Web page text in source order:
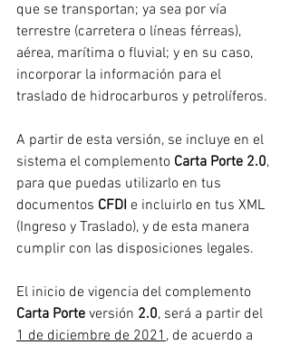
que se transportan; ya sea por vía
terrestre (carretera o líneas férreas),
aérea, marítima o fluvial; y en su caso,
incorporar la información para el
traslado de hidrocarburos y petrolíferos.
A partir de esta versión, se incluye en el
sistema el complemento Carta Porte 2.0,
para que puedas utilizarlo en tus
documentos CFDI e incluirlo en tus XML
(Ingreso y Traslado), y de esta manera
cumplir con las disposiciones legales.
El inicio de vigencia del complemento
Carta Porte versión 2.0, será a partir del
1 de diciembre de 2021, de acuerdo a